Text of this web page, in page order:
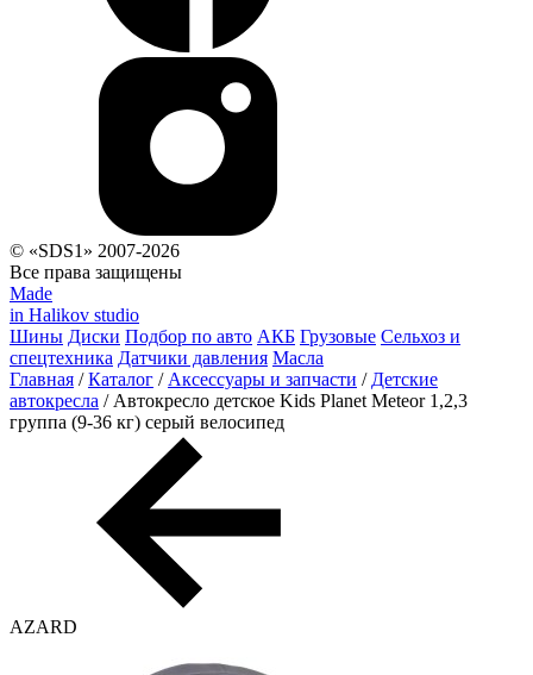
© «SDS1» 2007-2026
Все права защищены
Made
in Halikov studio
Шины Диски Подбор по авто АКБ Грузовые Сельхоз и
спецтехника Датчики давления Масла
Главная / Каталог / Аксессуары и запчасти / Детские
автокресла / Автокресло детское Kids Planet Meteor 1,2,3
группа (9-36 кг) серый велосипед
AZARD